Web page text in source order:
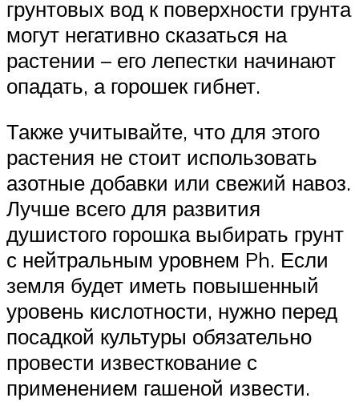
грунтовых вод к поверхности грунта
могут негативно сказаться на
растении – его лепестки начинают
опадать, а горошек гибнет.
Также учитывайте, что для этого
растения не стоит использовать
азотные добавки или свежий навоз.
Лучше всего для развития
душистого горошка выбирать грунт
с нейтральным уровнем Ph. Если
земля будет иметь повышенный
уровень кислотности, нужно перед
посадкой культуры обязательно
провести известкование с
применением гашеной извести.